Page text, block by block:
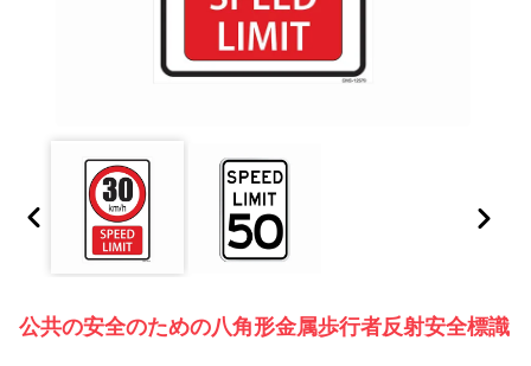
公共の安全のための八角形金属歩行者反射安全標識